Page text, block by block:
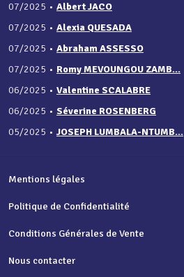
07/2025 • Albert JACO
07/2025 • Alexia QUESADA
07/2025 • Abraham ASSESSO
07/2025 • Romy MEVOUNGOU ZAMB...
06/2025 • Valentine SCALABRE
06/2025 • Séverine ROSENBERG
05/2025 • JOSEPH LUMBALA-NTUMB...
Mentions légales
Politique de Confidentialité
Conditions Générales de Vente
Nous contacter